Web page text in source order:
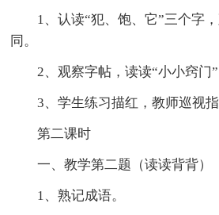
1、认读“犯、饱、它”三个字
同。
2、观察字帖，读读“小小窍门
3、学生练习描红，教师巡视指
第二课时
一、教学第二题（读读背背）
1、熟记成语。